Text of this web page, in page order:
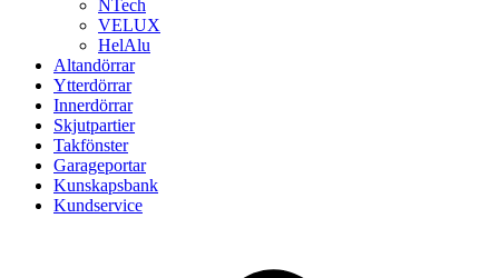
NTech
VELUX
HelAlu
Altandörrar
Ytterdörrar
Innerdörrar
Skjutpartier
Takfönster
Garageportar
Kunskapsbank
Kundservice